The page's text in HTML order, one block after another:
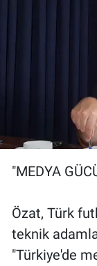
"MEDYA
Özat, Türk
teknik
"Türkiye'de